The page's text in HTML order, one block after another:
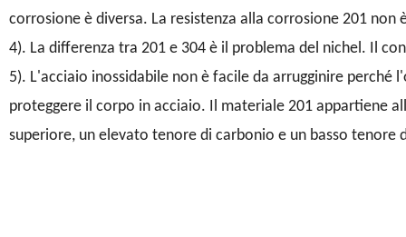
corrosione è diversa. La resistenza alla corrosione 201 non
4). La differenza tra 201 e 304 è il problema del nichel. Il
5). L'acciaio inossidabile non è facile da arrugginire
proteggere il corpo in acciaio. Il materiale 201 appartiene
superiore, un elevato tenore di carbonio e un basso tenore